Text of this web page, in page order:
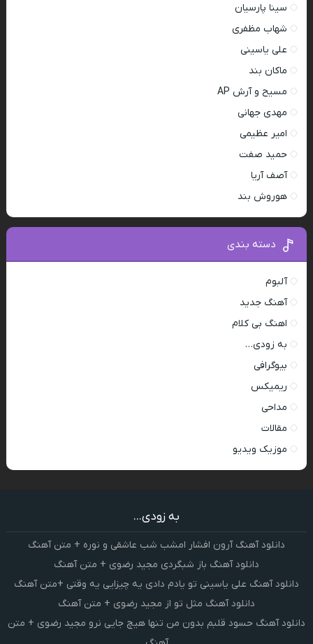
سینا پارسیان
شهاب مظفری
علی یاسینی
ماکان بند
مسیح و آرش AP
مهدی جهانی
امیر عظیمی
حمید صفت
آصف آریا
هوروش بند
دسته بندی
آلبوم
آهنگ جدید
اهنگ بی کلام
به زودی…
بیوگرافی
ریمیکس
مداحی
مقالات
موزیک ویدیو
به زودی...
دانلود آهنگ آرون افشار امشب شب عاشقی و نوره + متن آهنگ
دانلود آهنگ باز شبگردی مجید رضوی + متن آهنگ
دانلود آهنگ علی یاسینی تو یادم دادی یه چیزایی یه وقتی +متن آهنگ
دانلود آهنگ مثل تو از مجید رضوی + متن آهنگ
دانلود آهنگ حسود قلبم بدون من تنها هیچ جایی نرو مجید رضوی + متن